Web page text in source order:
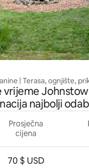
| Terasa, ognjište,
vrijeme
najbolji
Prosječna
cijena
70 $ USD